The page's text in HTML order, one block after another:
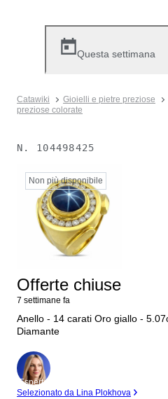
Questa settimana
Catawiki Gioielli e pietre preziose
preziose colorate
N. 104498425
Non più disponibile
Offerte chiuse
7 settimane fa
Anello - 14 carati Oro giallo - 5.07ct. tw. Zaffiro stellato -
Diamante
Esperto
Selezionato da Lina Plokhova